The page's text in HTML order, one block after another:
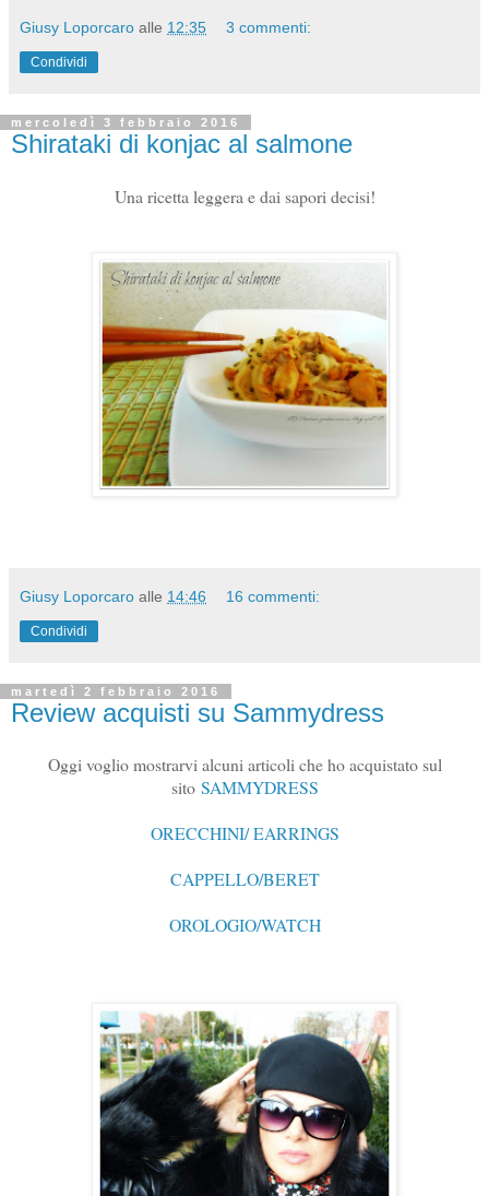
Giusy Loporcaro alle 12:35 3 commenti:
Condividi
mercoledì 3 febbraio 2016
Shirataki di konjac al salmone
Una ricetta leggera e dai sapori decisi!
Giusy Loporcaro alle 14:46 16 commenti:
Condividi
martedì 2 febbraio 2016
Review acquisti su Sammydress
Oggi voglio mostrarvi alcuni articoli che ho acquistato sul
sito SAMMYDRESS
ORECCHINI/ EARRINGS
CAPPELLO/BERET
OROLOGIO/WATCH